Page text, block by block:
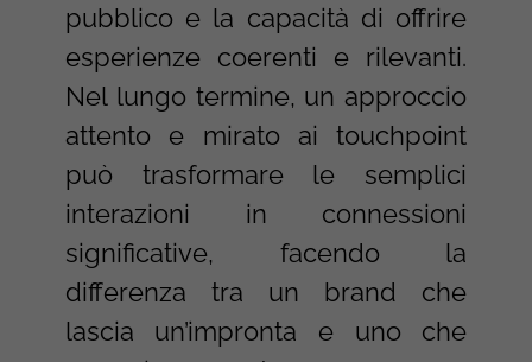
pubblico e la capacità di offrire
esperienze coerenti e rilevanti.
Nel lungo termine, un approccio
attento e mirato ai touchpoint
può trasformare le semplici
interazioni in connessioni
significative, facendo la
differenza tra un brand che
lascia un’impronta e uno che